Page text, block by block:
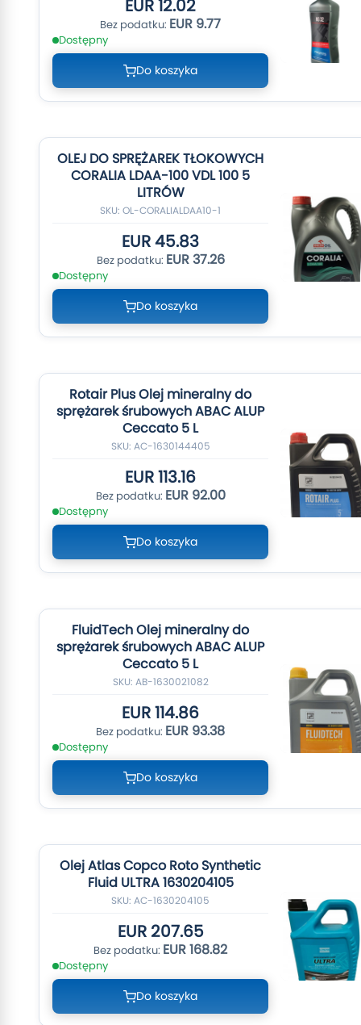
EUR 12.02
EUR 9.77
Dostępny
Do koszyka
OLEJ DO SPRĘŻAREK TŁOKOWYCH
CORALIA LDAA-100 VDL 100 5
LITRÓW
SKU: OL-CORALIALDAA10-1
EUR 45.83
EUR 37.26
Dostępny
Do koszyka
Rotair Plus Olej mineralny do
sprężarek śrubowych ABAC ALUP
Ceccato 5 L
SKU: AC-1630144405
EUR 113.16
EUR 92.00
Dostępny
Do koszyka
FluidTech Olej mineralny do
sprężarek śrubowych ABAC ALUP
Ceccato 5 L
SKU: AB-1630021082
EUR 114.86
EUR 93.38
Dostępny
Do koszyka
Olej Atlas Copco Roto Synthetic
Fluid ULTRA 1630204105
SKU: AC-1630204105
EUR 207.65
EUR 168.82
Dostępny
Do koszyka